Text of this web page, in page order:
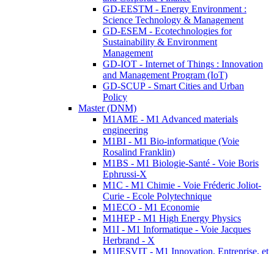
GD-EESTM - Energy Environment :
Science Technology & Management
GD-ESEM - Ecotechnologies for
Sustainability & Environment
Management
GD-IOT - Internet of Things : Innovation
and Management Program (IoT)
GD-SCUP - Smart Cities and Urban
Policy
Master (DNM)
M1AME - M1 Advanced materials
engineering
M1BI - M1 Bio-informatique (Voie
Rosalind Franklin)
M1BS - M1 Biologie-Santé - Voie Boris
Ephrussi-X
M1C - M1 Chimie - Voie Fréderic Joliot-
Curie - Ecole Polytechnique
M1ECO - M1 Economie
M1HEP - M1 High Energy Physics
M1I - M1 Informatique - Voie Jacques
Herbrand - X
M1IESVIT - M1 Innovation, Entreprise, et